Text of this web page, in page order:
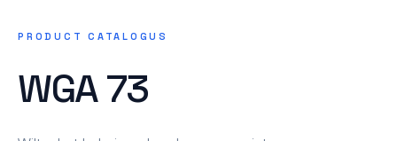
PRODUCT CATALOGUS
WGA 73